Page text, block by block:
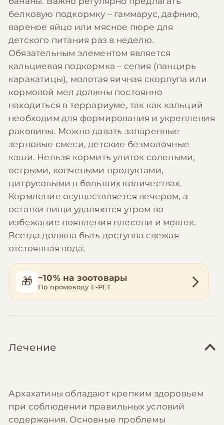
белковую подкормку – гаммарус, дафнию,
вареное яйцо или мясное пюре для
детского питания раз в неделю.
Обязательным элементом является
кальциевая подкормка – сепия (панцирь
каракатицы), молотая яичная скорлупа или
кормовой мел должны постоянно
находиться в террариуме, так как кальций
необходим для формирования и укрепления
раковины. Можно давать запаренные
зерновые смеси, детские безмолочные
каши. Нельзя кормить улиток солеными,
острыми, копчеными продуктами,
цитрусовыми в больших количествах.
Кормление осуществляется вечером, а
остатки пищи удаляются утром во
избежание появления плесени и мошек.
Всегда должна быть доступна свежая
отстоянная вода.
🎁 −10% на зоотовары
По промокоду E-PET
Лечение
Архахатины обладают крепким здоровьем
при соблюдении правильных условий
содержания. Основные проблемы